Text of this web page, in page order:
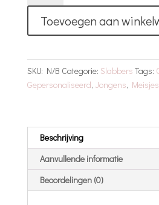
Milkivore
aantalToevoegen aan
SKU: N/B Categorie: Slabbers Tags:
Gepersonaliseerd, Jongens, Meisjes
Beschrijving
Aanvullende informatie
Beoordelingen (0)